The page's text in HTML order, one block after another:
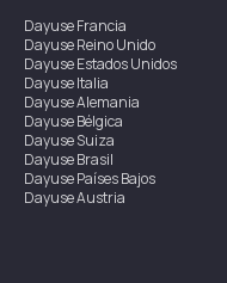
DayuseFrancia
DayuseReino Unido
DayuseEstados Unidos
DayuseItalia
DayuseAlemania
DayuseBélgica
DayuseSuiza
DayuseBrasil
DayusePaíses Bajos
DayuseAustria